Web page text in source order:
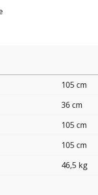
105 cm
36 cm
105 cm
105 cm
46,5 kg